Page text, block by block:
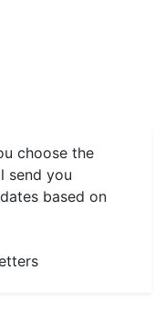
choose the
send you
based on